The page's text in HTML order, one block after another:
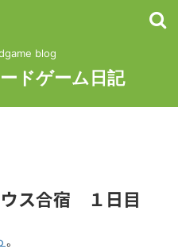
blog
ドゲーム日記
ス合宿 １日目
。